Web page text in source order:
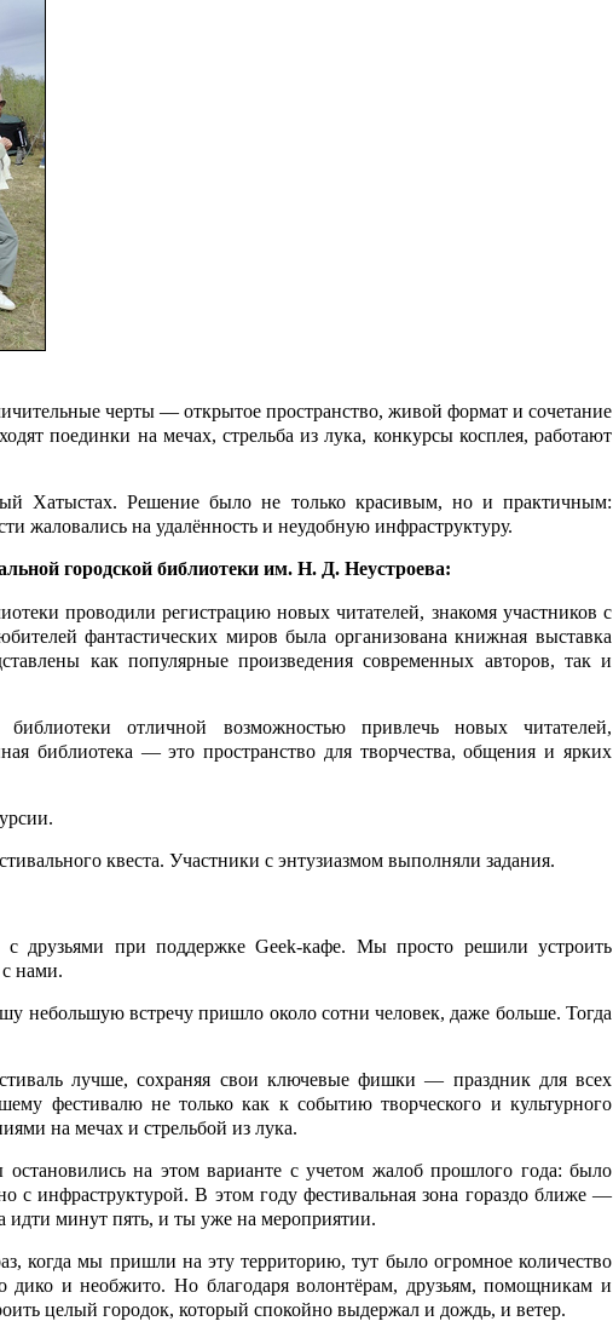
черты — открытое пространство, живой формат и сочетание
поединки на мечах, стрельба из лука, конкурсы косплея, работают
Хатыс­тах. Решение было не только красивым, но и практичным:
жаловались на удалённость и не­удобную инфраструктуру.
городской библиотеки им. Н. Д. Неустроева:
проводили регистрацию новых читателей, знакомя участников с
фантастических миров была организована книжная выставка
как популярные произведения современных авторов, так и
отличной возможностью привлечь новых читателей,
библиотека — это пространство для творчества, общения и ярких
квеста. Участники с энтузиазмом выполняли задания.
друзьями при поддерж­ке Geek-кафе. Мы просто решили устроить
нами.
небольшую встречу пришло около сотни человек, даже больше. Тогда
лучше, сохраняя свои ключевые фишки — праздник для всех
фестивалю не только как к событию творческого и культурного
на мечах и стрельбой из лука.
на этом варианте с учетом жалоб прошлого года: было
с инфраструктурой. В этом году фестивальная зона гораздо ближе —
идти минут пять, и ты уже на мероприятии.
когда мы пришли на эту территорию, тут было огромное количество
дико и необжито. Но благодаря волонтёрам, друзьям, помощникам и
целый городок, который спокойно выдержал и дождь, и ветер.